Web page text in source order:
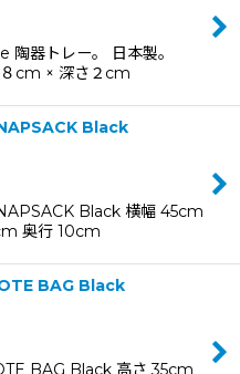
器トレー。 日本製。
cm × 深さ２cm
Black
Black 横幅 45cm
奥行 10cm
BAG Black
BAG Black 高さ 35cm